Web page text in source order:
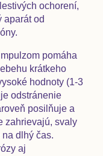
ochorení,
aparát od
pomáha
krátkeho
hodnoty (1-3
odstránenie
posilňuje a
zahrievajú, svaly
dlhý čas.
aj